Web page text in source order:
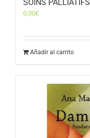
SOINS PALLIATIFS
0,00€
Añadir al carrito